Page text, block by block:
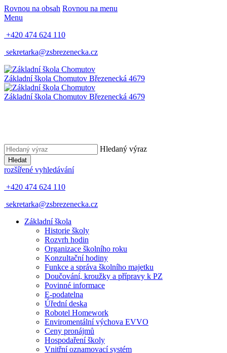
Rovnou na obsah Rovnou na menu
Menu
+420 474 624 110
sekretarka@zsbrezenecka.cz
Základní škola Chomutov Březenecká 4679
Základní škola Chomutov Březenecká 4679
Hledaný výraz
Hledat
rozšířené vyhledávání
+420 474 624 110
sekretarka@zsbrezenecka.cz
Základní škola
Historie školy
Rozvrh hodin
Organizace školního roku
Konzultační hodiny
Funkce a správa školního majetku
Doučování, kroužky a přípravy k PZ
Povinné informace
E-podatelna
Úřední deska
Robotel Homework
Enviromentální výchova EVVO
Ceny pronájmů
Hospodaření školy
Vnitřní oznamovací systém